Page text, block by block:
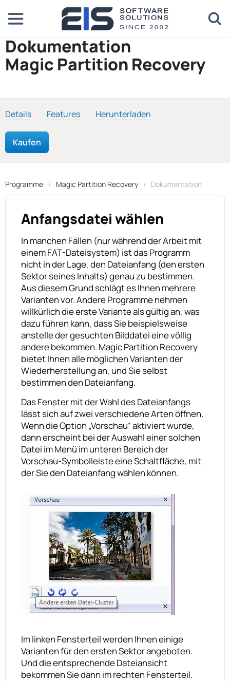
Dokumentation
Magic Partition Recovery
Details Features Herunterladen
Kaufen
Programme Magic Partition Recovery Dokumentation
Anfangsdatei wählen
In manchen Fällen (nur während der Arbeit mit
einem FAT-Dateisystem) ist das Programm
nicht in der Lage, den Dateianfang (den ersten
Sektor seines Inhalts) genau zu bestimmen.
Aus diesem Grund schlägt es Ihnen mehrere
Varianten vor. Andere Programme nehmen
willkürlich die erste Variante als gültig an, was
dazu führen kann, dass Sie beispielsweise
anstelle der gesuchten Bilddatei eine völlig
andere bekommen. Magic Partition Recovery
bietet Ihnen alle möglichen Varianten der
Wiederherstellung an, und Sie selbst
bestimmen den Dateianfang.
Das Fenster mit der Wahl des Dateianfangs
lässt sich auf zwei verschiedene Arten öffnen.
Wenn die Option „Vorschau“ aktiviert wurde,
dann erscheint bei der Auswahl einer solchen
Datei im Menü im unteren Bereich der
Vorschau-Symbolleiste eine Schaltfläche, mit
der Sie den Dateianfang wählen können.
Im linken Fensterteil werden Ihnen einige
Varianten für den ersten Sektor angeboten.
Und die entsprechende Dateiansicht
bekommen Sie dann im rechten Fensterteil.